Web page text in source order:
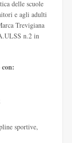
delle scuole
e agli adulti
Trevigiana
n.2 in
sportive,